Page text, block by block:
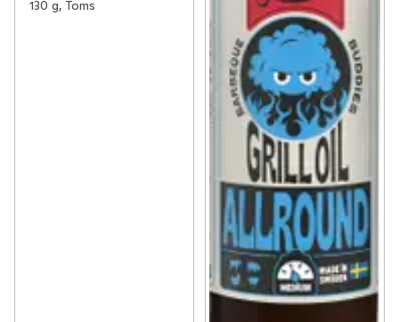
130 g, Toms